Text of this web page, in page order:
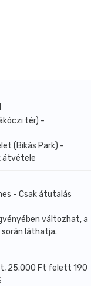
tér) -
(Bikás Park) -
átvétele
- Csak átutalás
változhat, a
láthatja.
25.000 Ft felett 190